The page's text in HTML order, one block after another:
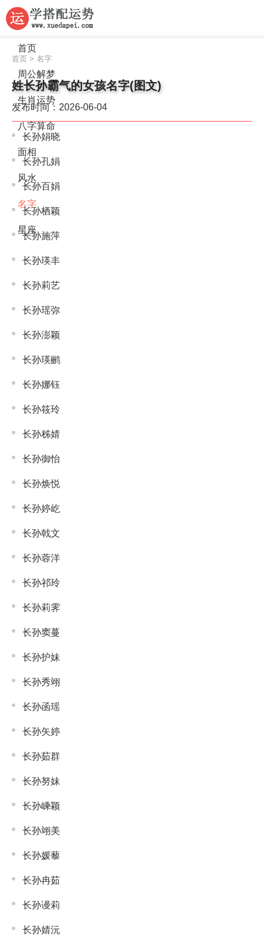
首页
周公解梦
生肖运势
八字算命
面相
风水
名字
星座
首页 > 名字
姓长孙霸气的女孩名字(图文)
发布时间：2026-06-04
长孙娟晓
长孙孔娟
长孙百娟
长孙栖颖
长孙施萍
长孙瑛丰
长孙莉艺
长孙瑶弥
长孙澎颖
长孙瑛鹂
长孙娜钰
长孙筱玲
长孙秭婧
长孙御怡
长孙焕悦
长孙婷屹
长孙戟文
长孙蓉洋
长孙祁玲
长孙莉霁
长孙窦蔓
长孙护妹
长孙秀翊
长孙函瑶
长孙矢婷
长孙茹群
长孙努妹
长孙嵊颖
长孙翊美
长孙媛藜
长孙冉茹
长孙谩莉
长孙婧沅